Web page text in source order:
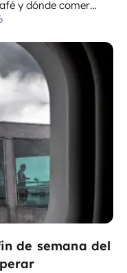
y dónde comer
de semana del